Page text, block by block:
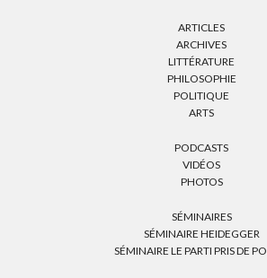
ARTICLES
ARCHIVES
LITTÉRATURE
PHILOSOPHIE
POLITIQUE
ARTS
PODCASTS
VIDÉOS
PHOTOS
SÉMINAIRES
SÉMINAIRE HEIDEGGER
SÉMINAIRE LE PARTI PRIS DE